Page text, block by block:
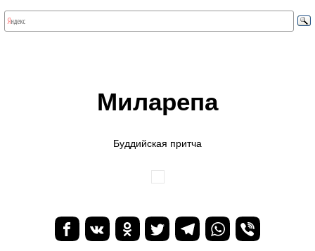
Миларепа
Буддийская притча